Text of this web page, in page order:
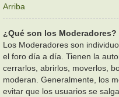
Arriba
¿Qué son los Moderadores?
Los Moderadores son
el foro día a día. Tienen la
cerrarlos, abrirlos, moverlos,
moderan. Generalmente, los
evitar que los usuarios se